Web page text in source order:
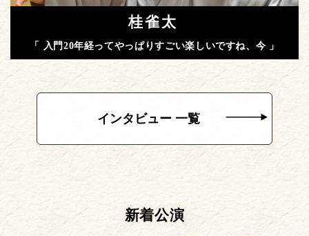
桂雀太
「 入門20年経ってやっぱりすごい楽しいですね、今 」
インタビュー 一覧
新着公演